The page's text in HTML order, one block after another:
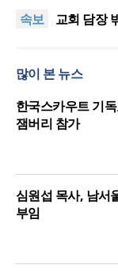
속보
교회 담장
교할 것인가?
[오늘의 말
할렐루야
많이 본 뉴스
한국스카우트 기
잼버리 참가
심원섭 목사, 남서
부임